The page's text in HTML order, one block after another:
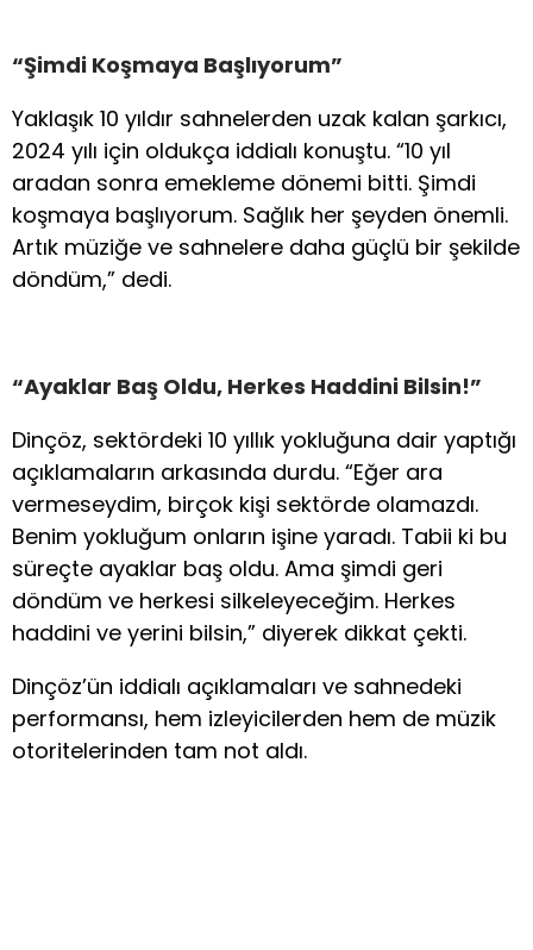
“Şimdi Koşmaya Başlıyorum”
Yaklaşık 10 yıldır sahnelerden uzak kalan şarkıcı,
2024 yılı için oldukça iddialı konuştu. “10 yıl
aradan sonra emekleme dönemi bitti. Şimdi
koşmaya başlıyorum. Sağlık her şeyden önemli.
Artık müziğe ve sahnelere daha güçlü bir şekilde
döndüm,” dedi.
“Ayaklar Baş Oldu, Herkes Haddini Bilsin!”
Dinçöz, sektördeki 10 yıllık yokluğuna dair yaptığı
açıklamaların arkasında durdu. “Eğer ara
vermeseydim, birçok kişi sektörde olamazdı.
Benim yokluğum onların işine yaradı. Tabii ki bu
süreçte ayaklar baş oldu. Ama şimdi geri
döndüm ve herkesi silkeleyeceğim. Herkes
haddini ve yerini bilsin,” diyerek dikkat çekti.
Dinçöz’ün iddialı açıklamaları ve sahnedeki
performansı, hem izleyicilerden hem de müzik
otoritelerinden tam not aldı.